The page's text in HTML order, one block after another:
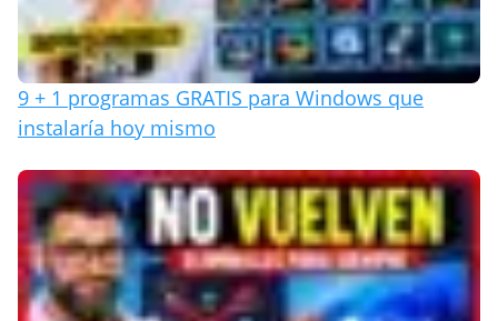
9 + 1 programas GRATIS para Windows que
instalaría hoy mismo